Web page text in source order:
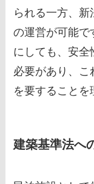
られる一方、
の運営が可能で
にしても、安全
必要があり、こ
を要することを
建築基準法へ